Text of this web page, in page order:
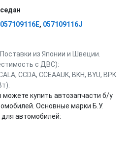
седан
057109116E, 057109116J
из Японии и Швеции.
с ДВС):
CCDA, CCEAAUK, BKH, BYU, BPK.
купить автозапчасти б/у
Основные марки Б.У.
автомобилей: